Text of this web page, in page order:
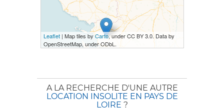
Leaflet| Map tiles byCarto, under CC BY 3.0. Data by
OpenStreetMap, under ODbL.
A LA RECHERCHE D'UNE AUTRE
LOCATION INSOLITE EN PAYS DE
LOIRE ?